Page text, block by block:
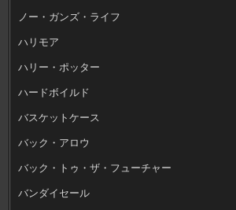
ノー・ガンズ・ライフ
ハリモア
ハリー・ポッター
ハードボイルド
バスケットケース
バック・アロウ
バック・トゥ・ザ・フューチャー
バンダイセール